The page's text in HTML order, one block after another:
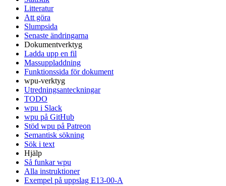
Litteratur
Att göra
Slumpsida
Senaste ändringarna
Dokumentverktyg
Ladda upp en fil
Massuppladdning
Funktionssida för dokument
wpu-verktyg
Utredningsanteckningar
TODO
wpu i Slack
wpu på GitHub
Stöd wpu på Patreon
Semantisk sökning
Sök i text
Hjälp
Så funkar wpu
Alla instruktioner
Exempel på uppslag E13-00-A